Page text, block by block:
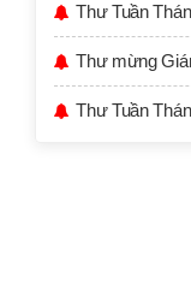
Thư Tuần
Thư mừng
Thư Tuần